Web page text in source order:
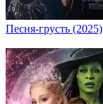
Песня-грусть (2025)